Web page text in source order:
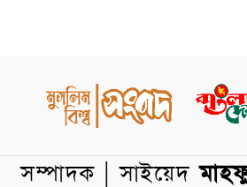
সম্পাদক | সাইয়েদ